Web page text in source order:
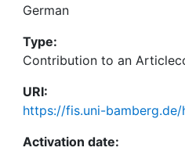
German
Type:
Contribution to an
URI:
https://fis.uni-
Activation date: